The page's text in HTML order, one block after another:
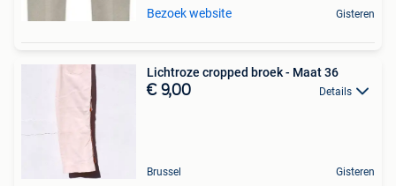
Bezoek website Gisteren
Lichtroze cropped broek - Maat 36
€ 9,00 Details
Brussel Gisteren